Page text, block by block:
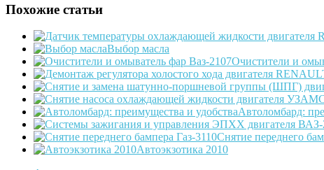
Похожие статьи
Выбор масла
Очистители и
Автоломбард:
Снятие переднего
Автоэкзотика 2010